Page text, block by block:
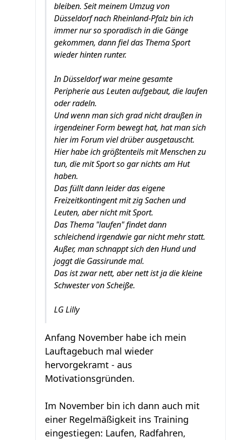
bleiben. Seit meinem Umzug von
Düsseldorf nach Rheinland-Pfalz bin ich
immer nur so sporadisch in die Gänge
gekommen, dann fiel das Thema Sport
wieder hinten runter.
In Düsseldorf war meine gesamte
Peripherie aus Leuten aufgebaut, die laufen
oder radeln.
Und wenn man sich grad nicht draußen in
irgendeiner Form bewegt hat, hat man sich
hier im Forum viel drüber ausgetauscht.
Hier habe ich größtenteils mit Menschen zu
tun, die mit Sport so gar nichts am Hut
haben.
Das füllt dann leider das eigene
Freizeitkontingent mit zig Sachen und
Leuten, aber nicht mit Sport.
Das Thema "laufen" findet dann
schleichend irgendwie gar nicht mehr statt.
Außer, man schnappt sich den Hund und
joggt die Gassirunde mal.
Das ist zwar nett, aber nett ist ja die kleine
Schwester von Scheiße.
LG Lilly
Anfang November habe ich mein
Lauftagebuch mal wieder
hervorgekramt - aus
Motivationsgründen.
Im November bin ich dann auch mit
einer Regelmäßigkeit ins Training
eingestiegen: Laufen, Radfahren,